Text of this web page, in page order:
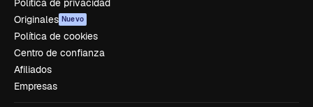
Política de privacidad
Originales Nuevo
Política de cookies
Centro de confianza
Afiliados
Empresas